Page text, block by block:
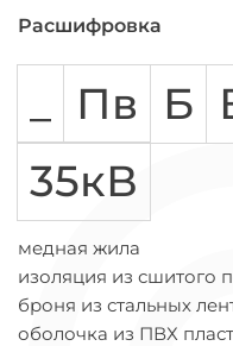
Расшифровка
Пв Б
35кВ
медная жила
изоляция из сшитого
броня из стальных
оболочка из ПВХ